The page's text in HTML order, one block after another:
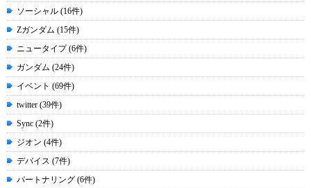
ソーシャル (16件)
Zガンダム (15件)
ニュータイプ (6件)
ガンダム (24件)
イベント (69件)
twitter (39件)
Sync (2件)
ジオン (4件)
デバイス (7件)
パートナリング (6件)